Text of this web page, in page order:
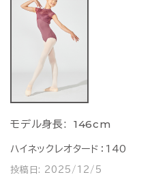
モデル身長: 146cm
ハイネックレオタード：140
投稿日: 2025/12/5